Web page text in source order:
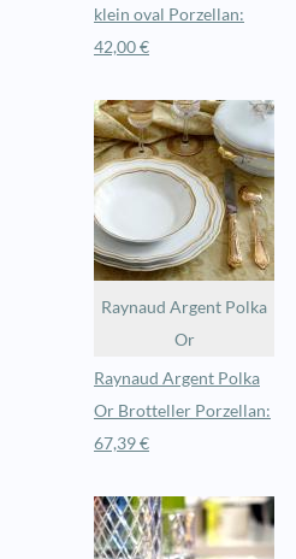
klein oval Porzellan:
42,00 €
Raynaud Argent Polka
Or
Raynaud Argent Polka
Or Brotteller Porzellan:
67,39 €